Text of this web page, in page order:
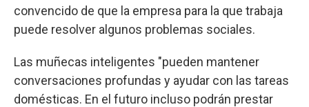
convencido de que la empresa para la que trabaja
puede resolver algunos problemas sociales.
Las muñecas inteligentes "pueden mantener
conversaciones profundas y ayudar con las tareas
domésticas. En el futuro incluso podrán prestar